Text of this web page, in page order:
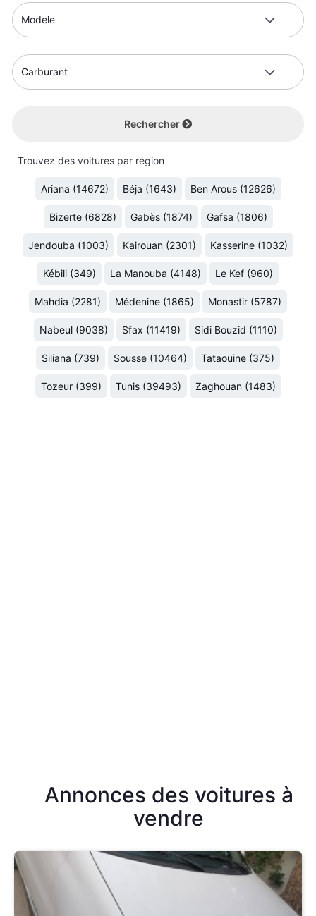
Rechercher
Trouvez des voitures par région
Ariana (14672) Béja (1643) Ben Arous (12626)
Bizerte (6828) Gabès (1874) Gafsa (1806)
Jendouba (1003) Kairouan (2301) Kasserine (1032)
Kébili (349) La Manouba (4148) Le Kef (960)
Mahdia (2281) Médenine (1865) Monastir (5787)
Nabeul (9038) Sfax (11419) Sidi Bouzid (1110)
Siliana (739) Sousse (10464) Tataouine (375)
Tozeur (399) Tunis (39493) Zaghouan (1483)
Annonces des voitures à
vendre